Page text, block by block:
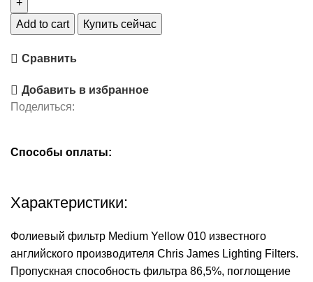
Add to cart Купить сейчас
Сравнить
Добавить в избранное
Поделиться:
Способы оплаты:
Характеристики:
Фолиевый фильтр Medium Yellow 010 известного
английского производителя Chris James Lighting Filters.
Пропускная способность фильтра 86,5%, поглощение